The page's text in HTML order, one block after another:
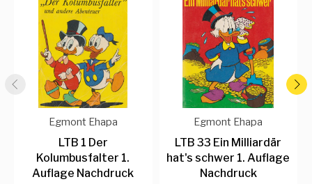
Egmont Ehapa
LTB 1 Der
Kolumbusfalter 1.
Auflage Nachdruck
Egmont Ehapa
LTB 33 Ein Milliardär
hat's schwer 1. Auflage
Nachdruck